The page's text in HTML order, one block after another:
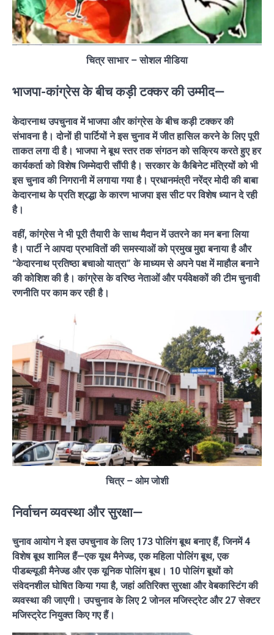
चित्र साभार – सोशल मीडिया
भाजपा-कांग्रेस के बीच कड़ी टक्कर की उम्मीद—
केदारनाथ उपचुनाव में भाजपा और कांग्रेस के बीच कड़ी टक्कर की
संभावना है। दोनों ही पार्टियों ने इस चुनाव में जीत हासिल करने के लिए पूरी
ताकत लगा दी है। भाजपा ने बूथ स्तर तक संगठन को सक्रिय करते हुए हर
कार्यकर्ता को विशेष जिम्मेदारी सौंपी है। सरकार के कैबिनेट मंत्रियों को भी
इस चुनाव की निगरानी में लगाया गया है। प्रधानमंत्री नरेंद्र मोदी की बाबा
केदारनाथ के प्रति श्रद्धा के कारण भाजपा इस सीट पर विशेष ध्यान दे रही
है।
वहीं, कांग्रेस ने भी पूरी तैयारी के साथ मैदान में उतरने का मन बना लिया
है। पार्टी ने आपदा प्रभावितों की समस्याओं को प्रमुख मुद्दा बनाया है और
“केदारनाथ प्रतिष्ठा बचाओ यात्रा” के माध्यम से अपने पक्ष में माहौल बनाने
की कोशिश की है। कांग्रेस के वरिष्ठ नेताओं और पर्यवेक्षकों की टीम चुनावी
रणनीति पर काम कर रही है।
चित्र – ओम जोशी
निर्वाचन व्यवस्था और सुरक्षा—
चुनाव आयोग ने इस उपचुनाव के लिए 173 पोलिंग बूथ बनाए हैं, जिनमें 4
विशेष बूथ शामिल हैं—एक यूथ मैनेज्ड, एक महिला पोलिंग बूथ, एक
पीडब्ल्यूडी मैनेज्ड और एक यूनिक पोलिंग बूथ। 10 पोलिंग बूथों को
संवेदनशील घोषित किया गया है, जहां अतिरिक्त सुरक्षा और वेबकास्टिंग की
व्यवस्था की जाएगी। उपचुनाव के लिए 2 जोनल मजिस्ट्रेट और 27 सेक्टर
मजिस्ट्रेट नियुक्त किए गए हैं।